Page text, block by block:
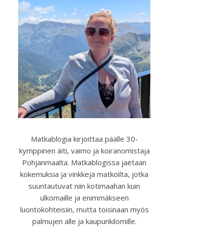
Matkablogia kirjoittaa päälle 30-
kymppinen äiti, vaimo ja koiranomistaja
Pohjanmaalta. Matkablogissa jaetaan
kokemuksia ja vinkkejä matkoilta, jotka
suuntautuvat niin kotimaahan kuin
ulkomaille ja enimmäkseen
luontokohteisiin, mutta toisinaan myös
palmujen alle ja kaupunkilomille.